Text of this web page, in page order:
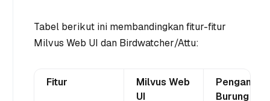
Tabel berikut ini membandingkan fitur-fitur
Milvus Web UI dan Birdwatcher/Attu:
Fitur
Milvus Web
UI
Pengamat
Burung